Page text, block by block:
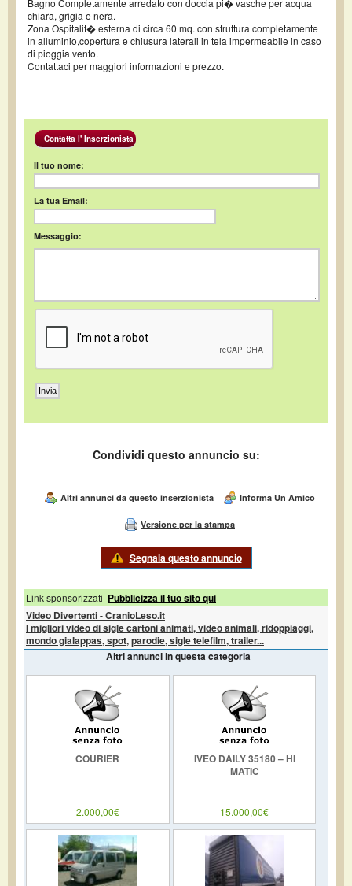
Bagno Completamente arredato con doccia pi� vasche per acqua
chiara, grigia e nera.
Zona Ospitalit� esterna di circa 60 mq. con struttura completamente
in alluminio,copertura e chiusura laterali in tela impermeabile in caso
di pioggia vento.
Contattaci per maggiori informazioni e prezzo.
Contatta l' Inserzionista
Il tuo nome:
La tua Email:
Messaggio:
Condividi questo annuncio su:
Altri annunci da questo inserzionista Informa Un Amico
Versione per la stampa
Segnala questo annuncio
Link sponsorizzati Pubblicizza il tuo sito qui
Video Divertenti - CranioLeso.it
I migliori video di sigle cartoni animati, video animali, ridoppiaggi,
mondo gialappas, spot, parodie, sigle telefilm, trailer...
Altri annunci in questa categoria
COURIER
2.000,00€
IVEO DAILY 35180 – HI
MATIC
15.000,00€